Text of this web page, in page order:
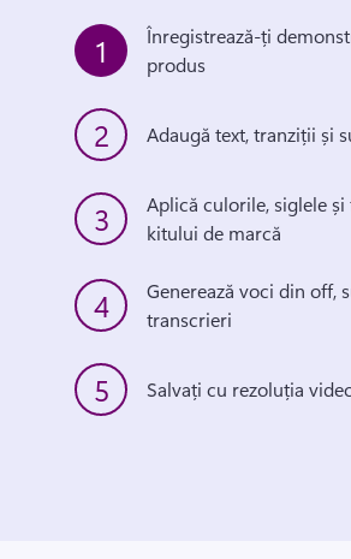
1
Înregistrează-ți
produs
2 Adaugă text, tranziții și
3
Aplică culorile, siglele
4
Generează voci din off,
5